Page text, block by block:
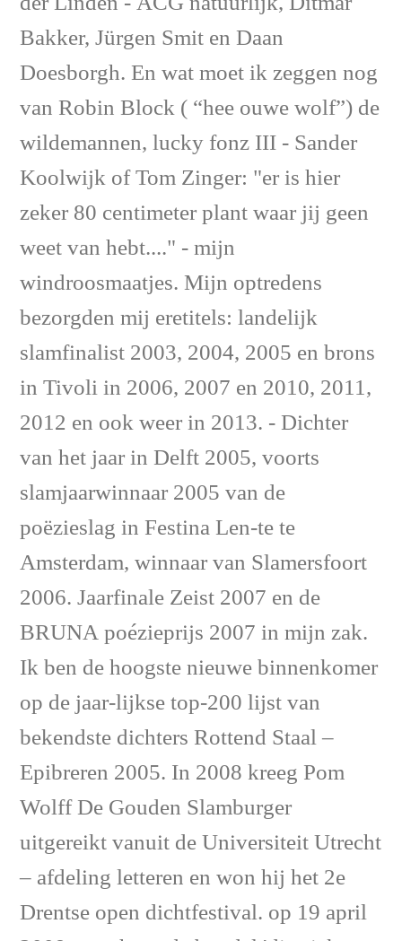
Bakker, Jürgen Smit en Daan
Doesborgh. En wat moet ik zeggen nog
van Robin Block ( “hee ouwe wolf”) de
wildemannen, lucky fonz III - Sander
Koolwijk of Tom Zinger: "er is hier
zeker 80 centimeter plant waar jij geen
weet van hebt...." - mijn
windroosmaatjes. Mijn optredens
bezorgden mij eretitels: landelijk
slamfinalist 2003, 2004, 2005 en brons
in Tivoli in 2006, 2007 en 2010, 2011,
2012 en ook weer in 2013. - Dichter
van het jaar in Delft 2005, voorts
slamjaarwinnaar 2005 van de
poëzieslag in Festina Len-te te
Amsterdam, winnaar van Slamersfoort
2006. Jaarfinale Zeist 2007 en de
BRUNA poézieprijs 2007 in mijn zak.
Ik ben de hoogste nieuwe binnenkomer
op de jaar-lijkse top-200 lijst van
bekendste dichters Rottend Staal –
Epibreren 2005. In 2008 kreeg Pom
Wolff De Gouden Slamburger
uitgereikt vanuit de Universiteit Utrecht
– afdeling letteren en won hij het 2e
Drentse open dichtfestival. op 19 april